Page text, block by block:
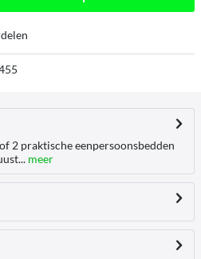
2 praktische eenpersoonsbedden
meer